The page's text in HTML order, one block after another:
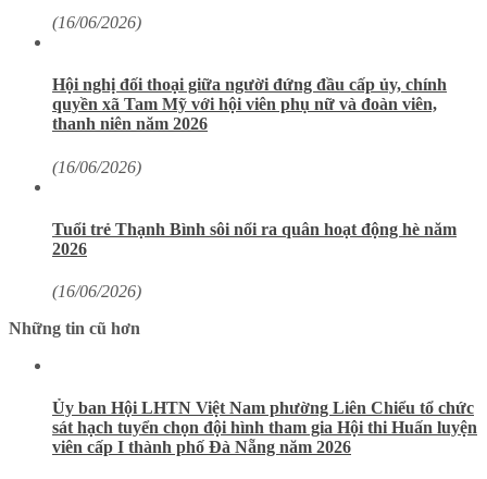
(16/06/2026)
Hội nghị đối thoại giữa người đứng đầu cấp ủy, chính
quyền xã Tam Mỹ với hội viên phụ nữ và đoàn viên,
thanh niên năm 2026
(16/06/2026)
Tuổi trẻ Thạnh Bình sôi nổi ra quân hoạt động hè năm
2026
(16/06/2026)
Những tin cũ hơn
Ủy ban Hội LHTN Việt Nam phường Liên Chiểu tổ chức
sát hạch tuyển chọn đội hình tham gia Hội thi Huấn luyện
viên cấp I thành phố Đà Nẵng năm 2026